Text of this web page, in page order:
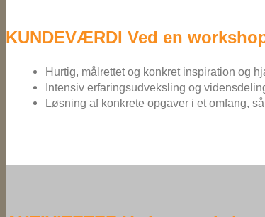
KUNDEVÆRDI Ved en
Hurtig, målrettet og konkret inspiration og
Intensiv erfaringsudveksling og
Løsning af konkrete opgaver i et omfang,